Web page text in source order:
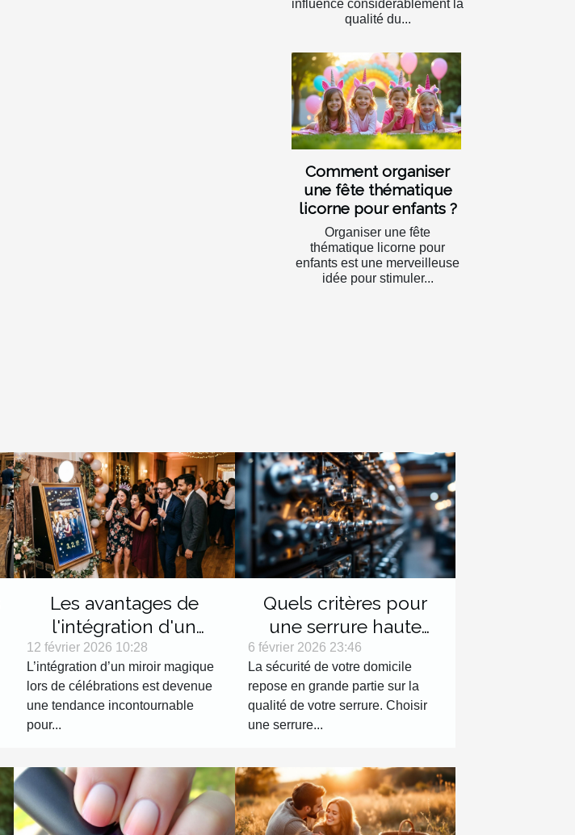
influence considérablement la
qualité du...
Comment organiser
une fête thématique
licorne pour enfants ?
Organiser une fête
thématique licorne pour
enfants est une merveilleuse
idée pour stimuler...
Les avantages de
l'intégration d'un
miroir magique lors de
célébrations
12 février 2026 10:28
L’intégration d’un miroir magique
lors de célébrations est devenue
une tendance incontournable
pour...
Quels critères pour
une serrure haute
sécurité efficace ?
6 février 2026 23:46
La sécurité de votre domicile
repose en grande partie sur la
qualité de votre serrure. Choisir
une serrure...